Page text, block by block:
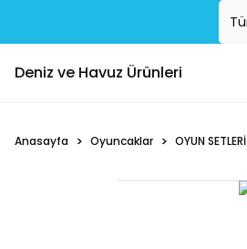
Deniz ve Havuz Ürünleri
Anasayfa Oyuncaklar OYUN SETLERİ